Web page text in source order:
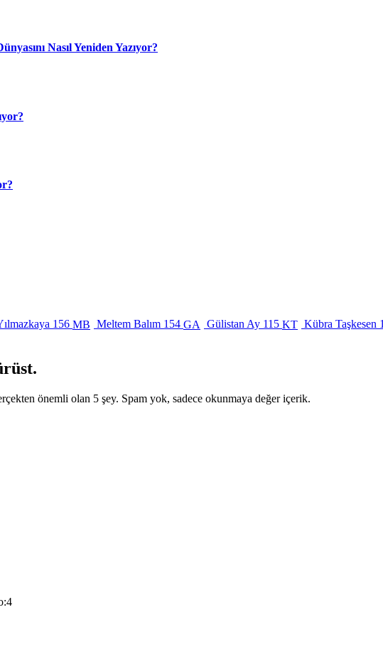
Nasıl Yeniden Yazıyor?
156 MB Meltem Balım 154 GA Gülistan Ay 115 KT Kübra Taşkesen
önemli olan 5 şey. Spam yok, sadece okunmaya değer içerik.